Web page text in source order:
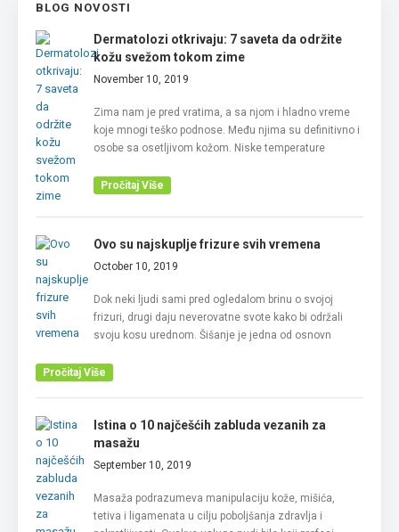
BLOG NOVOSTI
Dermatolozi otkrivaju: 7 saveta da održite
kožu svežom tokom zime
November 10, 2019
Zima nam je pred vratima, a sa njom i hladno vreme
koje mnogi teško podnose. Među njima su definitivno i
osobe sa osetljivom kožom. Niske temperature
Pročitaj Više
Ovo su najskuplje frizure svih vremena
October 10, 2019
Dok neki ljudi sami pred ogledalom brinu o svojoj
frizuri, drugi daju neverovatne svote kako bi održali
svoju kosu urednom. Šišanje je jedna od osnovn
Pročitaj Više
Istina o 10 najčešćih zabluda vezanih za
masažu
September 10, 2019
Masaža podrazumeva manipulaciju kože, mišića,
tetiva i ligamenata u cilju poboljšanja zdravlja i